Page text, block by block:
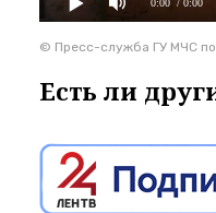
0:00 / 0:00
© Пресс-служба ГУ МЧС по
Есть ли